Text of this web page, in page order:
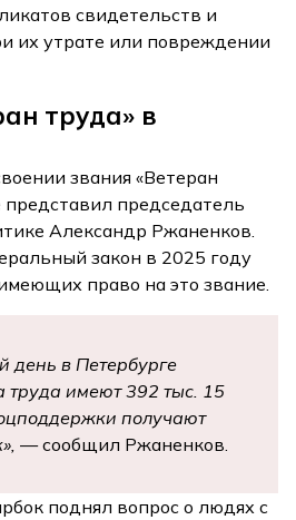
свидетельств и
их утрате или повреждении
труда» в
звания «Ветеран
представил председатель
Александр Ржаненков.
закон в 2025 году
право на это звание.
день в Петербурге
труда имеют 392 тыс. 15
получают
— сообщил Ржаненков.
поднял вопрос о людях с